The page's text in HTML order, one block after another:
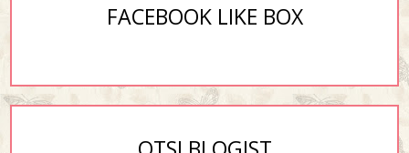
FACEBOOK LIKE BOX